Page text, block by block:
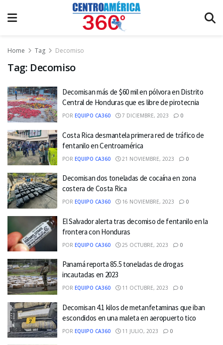
Home Tag Decomiso
Tag: Decomiso
Decomisan más de $60 mil en pólvora en Distrito
Central de Honduras que es libre de pirotecnia
POR EQUIPO CA360 7 DICIEMBRE, 2023 0
Costa Rica desmantela primera red de tráfico de
fentanilo en Centroamérica
POR EQUIPO CA360 21 NOVIEMBRE, 2023 0
Decomisan dos toneladas de cocaína en zona
costera de Costa Rica
POR EQUIPO CA360 16 NOVIEMBRE, 2023 0
El Salvador alerta tras decomiso de fentanilo en la
frontera con Honduras
POR EQUIPO CA360 25 OCTUBRE, 2023 0
Panamá reporta 85.5 toneladas de drogas
incautadas en 2023
POR EQUIPO CA360 11 OCTUBRE, 2023 0
Decomisan 4.1 kilos de metanfetaminas que iban
escondidos en una maleta en aeropuerto tico
POR EQUIPO CA360 11 JULIO, 2023 0